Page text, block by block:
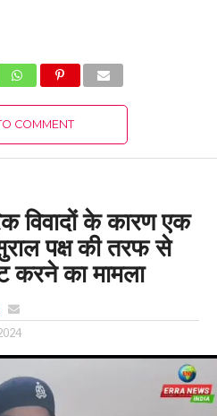
COMMENT
विवादों के कारण एक
पक्ष की तरफ से
करने का मामला